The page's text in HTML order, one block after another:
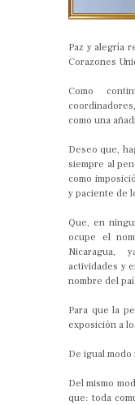
Paz y alegría
Corazones
Como
como una
Deseo que,
siempre al
como
y paciente de
Que, en
ocupe el
Nicaragua,
actividades y
nombre del
Para que la
exposición a
De igual
Del mismo
que: toda